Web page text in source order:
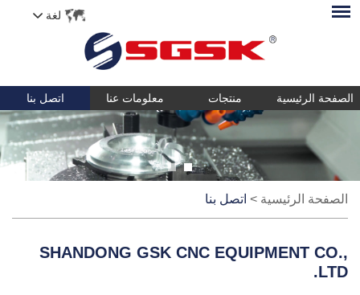
لغة
الصفحة الرئيسية منتجات معلومات عنا اتصل بنا
الصفحة الرئيسية > اتصل بنا
SHANDONG GSK CNC EQUIPMENT CO.,
LTD.